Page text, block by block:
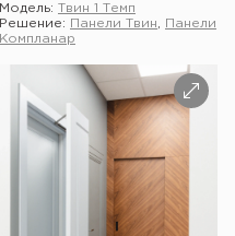
Модель: Твин 1 Темп
Решение:
Панели Твин
Панели
Компланар